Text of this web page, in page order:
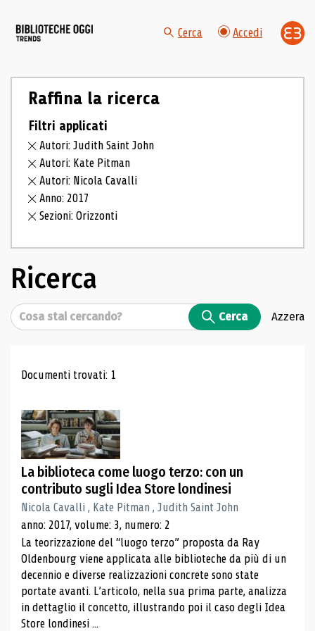
Cerca Accedi
Raffina la ricerca
Filtri applicati
Autori: Judith Saint John
Autori: Kate Pitman
Autori: Nicola Cavalli
Anno: 2017
Sezioni: Orizzonti
Ricerca
Cerca Cerca Azzera
Risultati di ricerca
Documenti trovati: 1
La biblioteca come luogo terzo: con un
contributo sugli Idea Store londinesi
Nicola Cavalli , Kate Pitman , Judith Saint John
anno: 2017, volume: 3, numero: 2
La teorizzazione del “luogo terzo” proposta da Ray
Oldenbourg viene applicata alle biblioteche da più di un
decennio e diverse realizzazioni concrete sono state
portate avanti. L’articolo, nella sua prima parte, analizza
in dettaglio il concetto, illustrando poi il caso degli Idea
Store londinesi ...